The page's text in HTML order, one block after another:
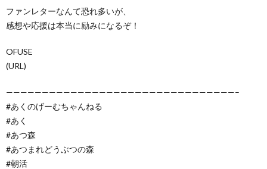
ファンレターなんて恐れ多いが、
感想や応援は本当に励みになるぞ！
OFUSE
(URL)
————————————————————————————————–
#あくのげーむちゃんねる
#あく
#あつ森
#あつまれどうぶつの森
#朝活